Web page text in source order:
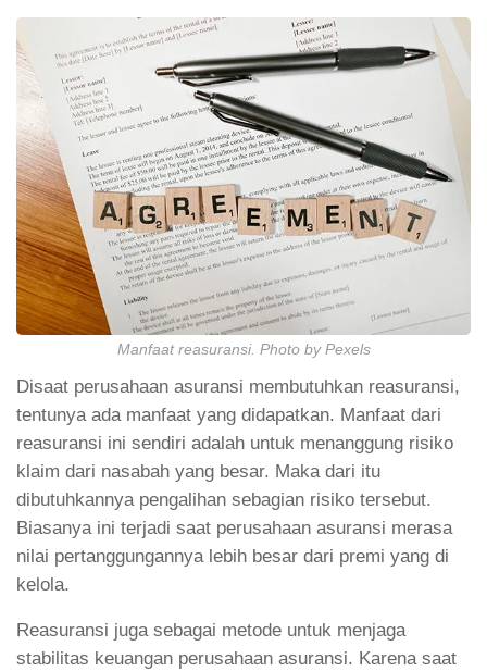
Manfaat reasuransi. Photo by Pexels
Disaat perusahaan asuransi membutuhkan reasuransi,
tentunya ada manfaat yang didapatkan. Manfaat dari
reasuransi ini sendiri adalah untuk menanggung risiko
klaim dari nasabah yang besar. Maka dari itu
dibutuhkannya pengalihan sebagian risiko tersebut.
Biasanya ini terjadi saat perusahaan asuransi merasa
nilai pertanggungannya lebih besar dari premi yang di
kelola.
Reasuransi juga sebagai metode untuk menjaga
stabilitas keuangan perusahaan asuransi. Karena saat